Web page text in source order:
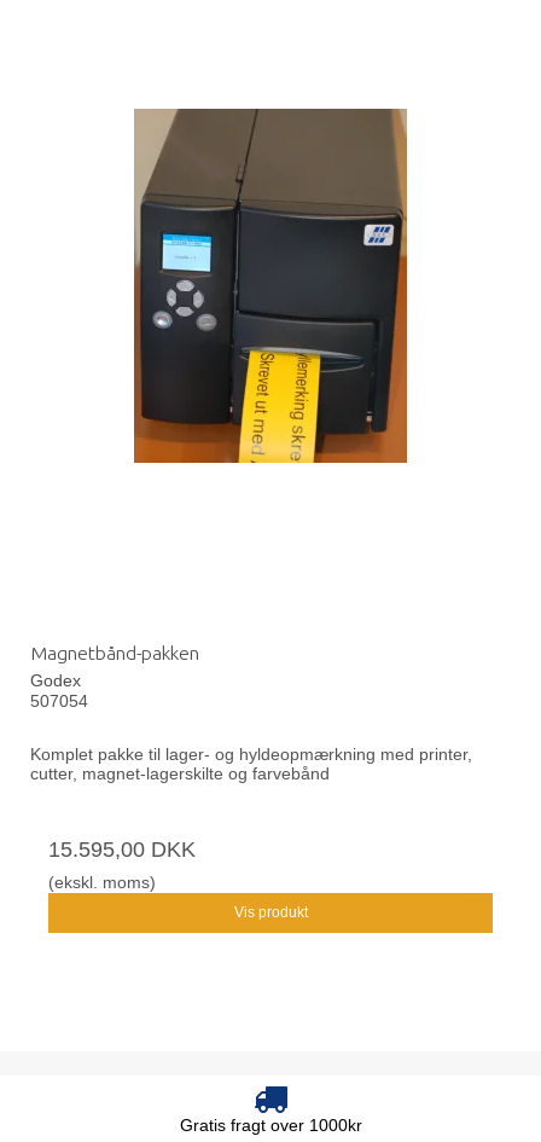
Magnetbånd-pakken
Godex
507054
Komplet pakke til lager- og hyldeopmærkning med printer,
cutter, magnet-lagerskilte og farvebånd
15.595,00 DKK
(ekskl. moms)
Vis produkt
Gratis fragt over 1000kr